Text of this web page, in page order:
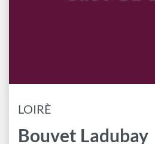
Magazin
LOIRÈ
Bouvet Ladubay